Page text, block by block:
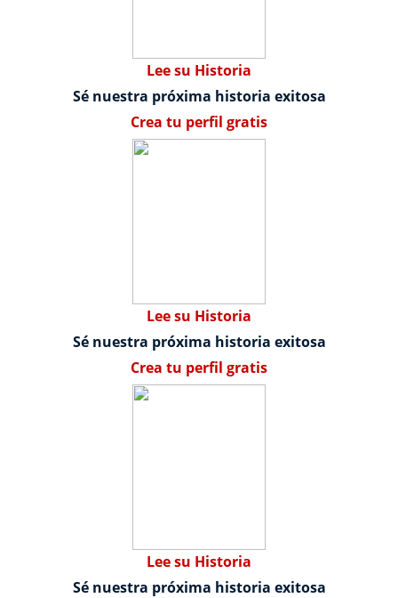
Lee su Historia
Sé nuestra próxima historia exitosa
Crea tu perfil gratis
Lee su Historia
Sé nuestra próxima historia exitosa
Crea tu perfil gratis
Lee su Historia
Sé nuestra próxima historia exitosa